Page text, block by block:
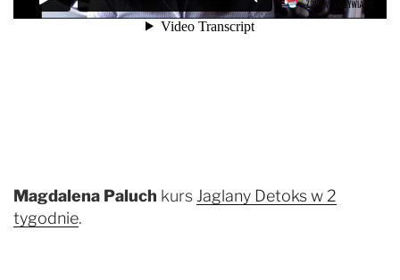
Magdalena Paluch kurs Jaglany Detoks w 2
tygodnie.